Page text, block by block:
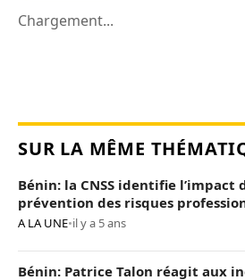
Chargement...
SUR LA MÊME
Bénin: la CNSS identifie l’impact
prévention des risques
A LA UNE•il y a 5 ans
Bénin: Patrice Talon réagit aux